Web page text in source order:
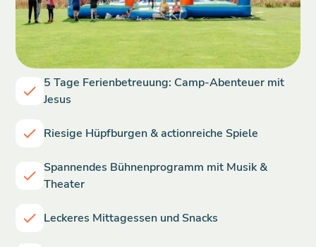
5 Tage Ferienbetreuung: Camp-Abenteuer mit
Jesus
Riesige Hüpfburgen & actionreiche Spiele
Spannendes Bühnenprogramm mit Musik &
Theater
Leckeres Mittagessen und Snacks